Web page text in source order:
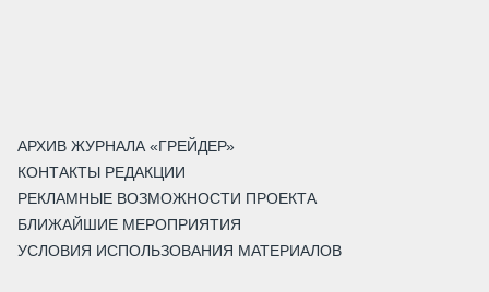
АРХИВ ЖУРНАЛА «ГРЕЙДЕР»
КОНТАКТЫ РЕДАКЦИИ
РЕКЛАМНЫЕ ВОЗМОЖНОСТИ ПРОЕКТА
БЛИЖАЙШИЕ МЕРОПРИЯТИЯ
УСЛОВИЯ ИСПОЛЬЗОВАНИЯ МАТЕРИАЛОВ